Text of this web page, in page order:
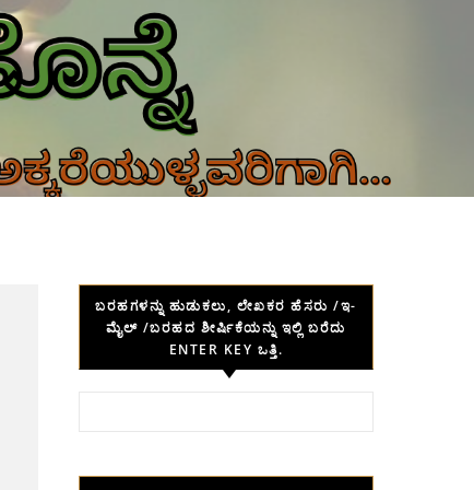
ಬರಹಗಳನ್ನು ಹುಡುಕಲು, ಲೇಖಕರ ಹೆಸರು /ಇ-
ಮೈಲ್ /ಬರಹದ ಶೀರ್ಷಿಕೆಯನ್ನು ಇಲ್ಲಿ ಬರೆದು
ENTER KEY ಒತ್ತಿ.